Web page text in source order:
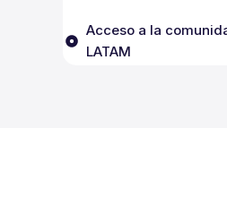
Acceso a la
LATAM